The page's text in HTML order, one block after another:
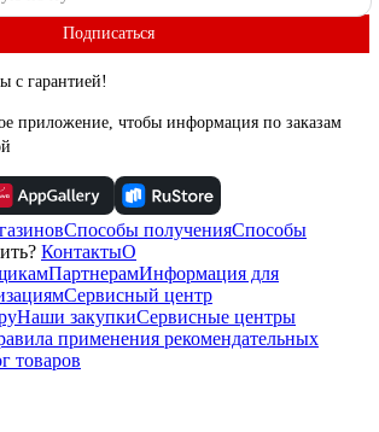
Подписаться
с гарантией!
приложение, чтобы информация по заказам
Способы полученияСпособы
КонтактыО
ПартнерамИнформация для
Сервисный центр
Наши закупкиСервисные центры
применения рекомендательных
товаров